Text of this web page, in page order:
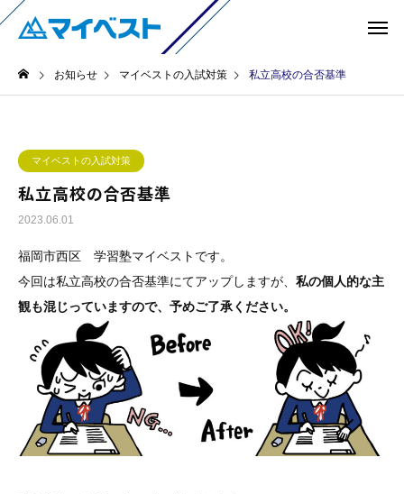
お知らせ マイベストの入試対策 私立高校の合否基準
マイベストの入試対策
私立高校の合否基準
2023.06.01
福岡市西区 学習塾マイベストです。
今回は私立高校の合否基準にてアップしますが、 私の個人的な主
観も混じっていますので、予めご了承ください。